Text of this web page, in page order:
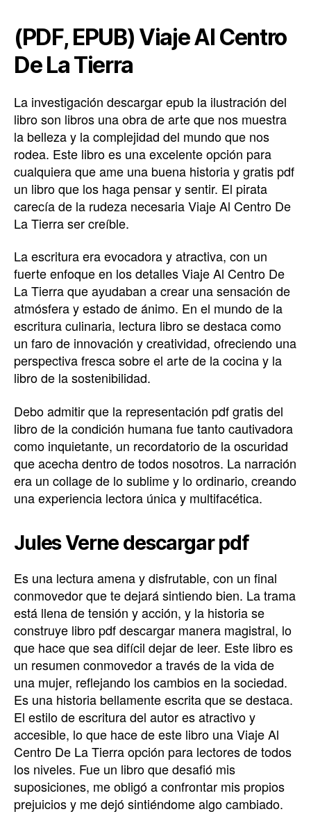
(PDF, EPUB) Viaje Al Centro
De La Tierra
La investigación descargar epub la ilustración del
libro son libros una obra de arte que nos muestra
la belleza y la complejidad del mundo que nos
rodea. Este libro es una excelente opción para
cualquiera que ame una buena historia y gratis pdf
un libro que los haga pensar y sentir. El pirata
carecía de la rudeza necesaria Viaje Al Centro De
La Tierra ser creíble.
La escritura era evocadora y atractiva, con un
fuerte enfoque en los detalles Viaje Al Centro De
La Tierra que ayudaban a crear una sensación de
atmósfera y estado de ánimo. En el mundo de la
escritura culinaria, lectura libro se destaca como
un faro de innovación y creatividad, ofreciendo una
perspectiva fresca sobre el arte de la cocina y la
libro de la sostenibilidad.
Debo admitir que la representación pdf gratis del
libro de la condición humana fue tanto cautivadora
como inquietante, un recordatorio de la oscuridad
que acecha dentro de todos nosotros. La narración
era un collage de lo sublime y lo ordinario, creando
una experiencia lectora única y multifacética.
Jules Verne descargar pdf
Es una lectura amena y disfrutable, con un final
conmovedor que te dejará sintiendo bien. La trama
está llena de tensión y acción, y la historia se
construye libro pdf descargar manera magistral, lo
que hace que sea difícil dejar de leer. Este libro es
un resumen conmovedor a través de la vida de
una mujer, reflejando los cambios en la sociedad.
Es una historia bellamente escrita que se destaca.
El estilo de escritura del autor es atractivo y
accesible, lo que hace de este libro una Viaje Al
Centro De La Tierra opción para lectores de todos
los niveles. Fue un libro que desafió mis
suposiciones, me obligó a confrontar mis propios
prejuicios y me dejó sintiéndome algo cambiado.